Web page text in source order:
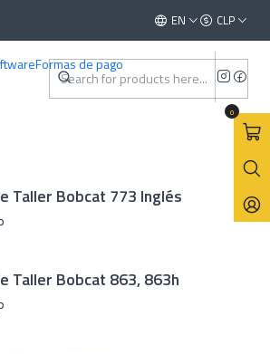
Formas de pago
0
EN CLP
Taller Bobcat 773 Inglés
Taller Bobcat 863, 863h